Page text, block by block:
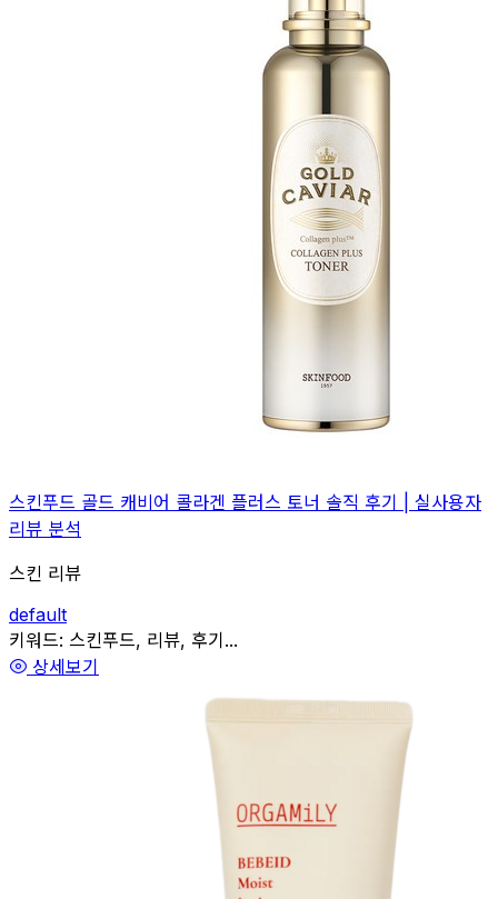
스킨푸드 골드 캐비어 콜라겐 플러스 토너 솔직 후기 | 실사용자
리뷰 분석
스킨 리뷰
default
관련
키워드: 스킨푸드, 리뷰, 후기...
상세보기